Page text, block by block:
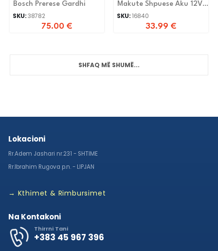
Bosch Prerese Gardhi
SKU:38782
75.00 €
Makute Shpuese Aku 12V
CD126
SKU:16840
33.99 €
SHFAQ MË SHUMË...
Lokacioni
Rr.Adem Jashari nr.231 - SHTIME
Rr.Ibrahim Rugova p.n. - LIPJAN
→ Kthimet & Rimbursimet
Na Kontakoni
Thirrni Tani
+383 45 967 396